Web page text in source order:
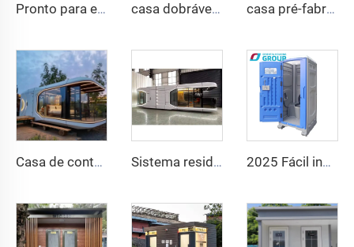
Pronto para enviar 40 pés 20 pés vila de aço leve de luxo banheiro completo pré-fabricado casa de contêiner expansível preço casa pré-fabricada casa dobrável móvel de 40 pés e 20 pés, pré-fabricada, sala dobrável, contêiner, caixa de armazenamento, casas dobráveis à venda casa pré-fabricada de luxo de 20 pés, casa pré-fabricada dobrável, casa contêiner dobrável para venda
Casa de contêiner pré-fabricada multifuncional destacável, casa cápsula Apple, escritório, hotel, pequena casa de cabana Sistema residencial inteligente de fábrica da China, casa móvel de luxo, nova cápsula espacial, casa pré-fabricada em aço, contêiner para hotel e resort 2025 Fácil instalação Banheiro público Banheiro portátil de luxo Banheiro portátil e chuveiro Banheiro externo portátil